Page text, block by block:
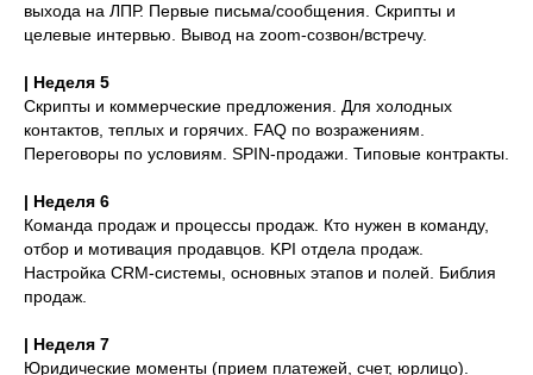
выхода на ЛПР. Первые письма/сообщения. Скрипты и
целевые интервью. Вывод на zoom-созвон/встречу.
| Неделя 5
Скрипты и коммерческие предложения. Для холодных
контактов, теплых и горячих. FAQ по возражениям.
Переговоры по условиям. SPIN-продажи. Типовые контракты.
| Неделя 6
Команда продаж и процессы продаж. Кто нужен в команду,
отбор и мотивация продавцов. KPI отдела продаж.
Настройка CRM-системы, основных этапов и полей. Библия
продаж.
| Неделя 7
Юридические моменты (прием платежей, счет, юрлицо).
неделю будет созвон с наставниками +
порция новых материалов. И так 8
недель.
По средам в 18.00 мск общий разбор
работ и результатов всех команд.
Демо-день
2
3
4
Подать заявку